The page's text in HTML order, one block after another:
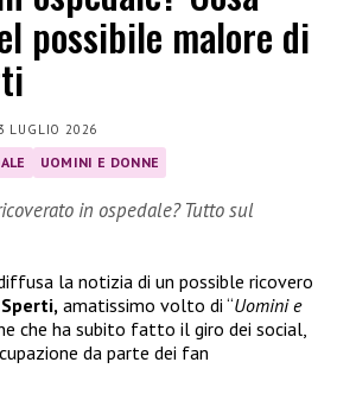
possibile malore di
LUGLIO 2026
UOMINI E DONNE
in ospedale? Tutto sul
la notizia di un possible ricovero
amatissimo volto di “Uomini e
che ha subito fatto il giro dei social,
da parte dei fan